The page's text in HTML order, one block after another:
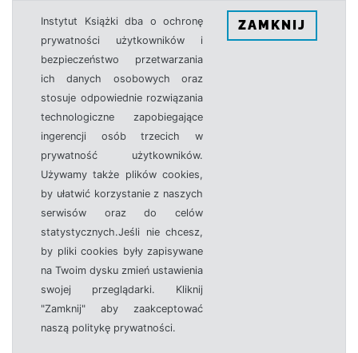
Instytut Książki dba o ochronę
prywatności użytkowników i
bezpieczeństwo przetwarzania
ich danych osobowych oraz
stosuje odpowiednie rozwiązania
technologiczne zapobiegające
ingerencji osób trzecich w
prywatność użytkowników.
Używamy także plików cookies,
by ułatwić korzystanie z naszych
serwisów oraz do celów
statystycznych.Jeśli nie chcesz,
by pliki cookies były zapisywane
na Twoim dysku zmień ustawienia
swojej przeglądarki. Kliknij
"Zamknij" aby zaakceptować
naszą politykę prywatności.
ZAMKNIJ